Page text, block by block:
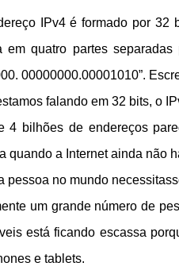
IPv4 é formado por 32
em quatro partes separadas
00000000.00001010”.
falando em 32 bits, o
4 bilhões de endereços
quando a Internet ainda não
pessoa no mundo
um grande número de
está ficando escassa
e tablets.